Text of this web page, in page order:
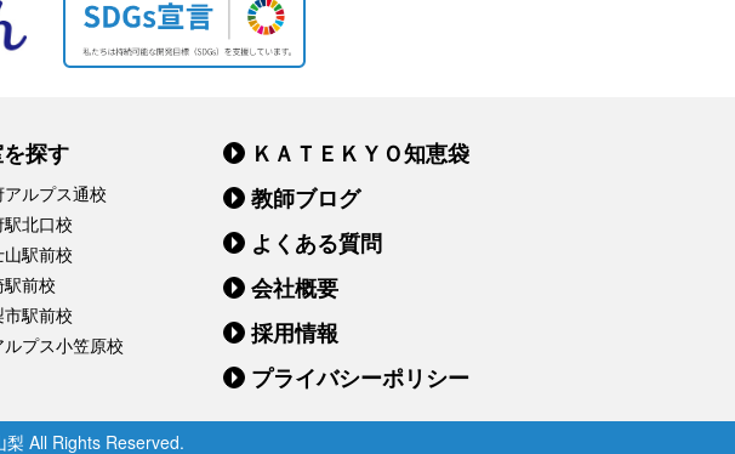
探す
アルプス通校
駅北口校
駅前校
前校
市駅前校
ルプス小笠原校
ＫＡＴＥＫＹＯ知恵袋
教師ブログ
よくある質問
会社概要
採用情報
プライバシーポリシー
All Rights Reserved.